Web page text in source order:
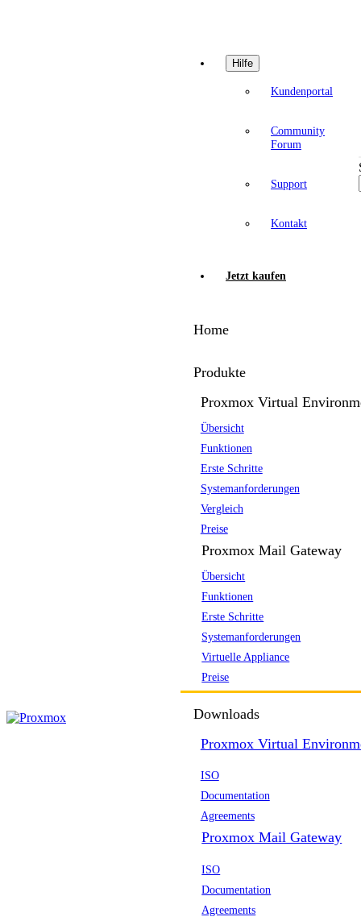
Hilfe
Kundenportal
Community
Forum
Support
Kontakt
Jetzt kaufen
Home
Produkte
Proxmox Virtual
Übersicht
Funktionen
Erste Schritte
Systemanforderungen
Vergleich
Preise
Proxmox Mail Gateway
Übersicht
Funktionen
Erste Schritte
Systemanforderungen
Virtuelle Appliance
Preise
Downloads
Proxmox Virtual
ISO
Documentation
Agreements
Proxmox Mail Gateway
ISO
Documentation
Agreements